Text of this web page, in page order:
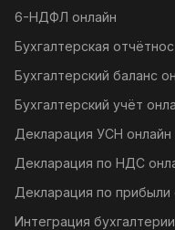
6-НДФЛ онлайн
Бухгалтерская
Бухгалтерский баланс
Бухгалтерский учёт
Декларация УСН онлайн
Декларация по НДС
Декларация по прибыли
Интеграция